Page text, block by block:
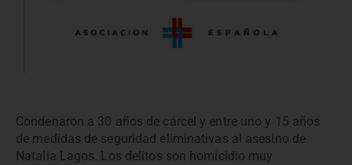
Condenaron a 30 años de cárcel y entre uno y 15 años
de medidas de seguridad eliminativas al asesino de
Natalia Lagos. Los delitos son homicidio muy